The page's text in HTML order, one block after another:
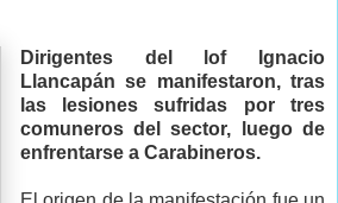
Dirigentes del lof Ignacio
Llancapán se manifestaron, tras
las lesiones sufridas por tres
comuneros del sector, luego de
enfrentarse a Carabineros.